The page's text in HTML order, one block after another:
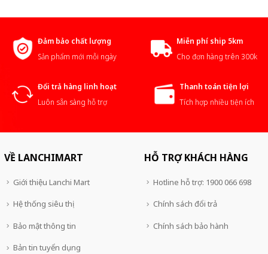
Đảm bảo chất lượng
Sản phẩm mới mỗi ngày
Miễn phí ship 5km
Cho đơn hàng trên 300k
Đổi trả hàng linh hoạt
Luôn sẵn sàng hỗ trợ
Thanh toán tiện lợi
Tích hợp nhiều tiện ích
VỀ LANCHIMART
Giới thiệu Lanchi Mart
Hệ thống siêu thị
Bảo mật thông tin
Bản tin tuyển dụng
HỖ TRỢ KHÁCH HÀNG
Hotline hỗ trợ: 1900 066 698
Chính sách đổi trả
Chính sách bảo hành